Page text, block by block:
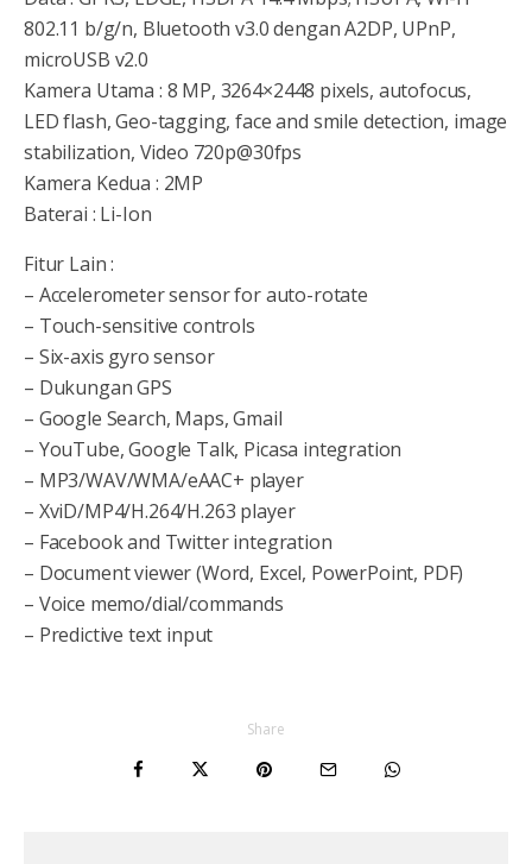
802.11 b/g/n, Bluetooth v3.0 dengan A2DP, UPnP,
microUSB v2.0
Kamera Utama : 8 MP, 3264×2448 pixels, autofocus,
LED flash, Geo-tagging, face and smile detection, image
stabilization, Video 720p@30fps
Kamera Kedua : 2MP
Baterai : Li-Ion
Fitur Lain :
– Accelerometer sensor for auto-rotate
– Touch-sensitive controls
– Six-axis gyro sensor
– Dukungan GPS
– Google Search, Maps, Gmail
– YouTube, Google Talk, Picasa integration
– MP3/WAV/WMA/eAAC+ player
– XviD/MP4/H.264/H.263 player
– Facebook and Twitter integration
– Document viewer (Word, Excel, PowerPoint, PDF)
– Voice memo/dial/commands
– Predictive text input
Share